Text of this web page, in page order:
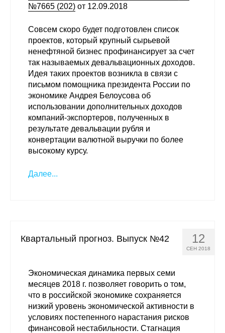
№7665 (202) от 12.09.2018
Совсем скоро будет подготовлен список
проектов, который крупный сырьевой
ненефтяной бизнес профинансирует за счет
так называемых девальвационных доходов.
Идея таких проектов возникла в связи с
письмом помощника президента России по
экономике Андрея Белоусова об
использовании дополнительных доходов
компаний-экспортеров, полученных в
результате девальвации рубля и
конвертации валютной выручки по более
высокому курсу.
Далее...
12
СЕН 2018
Квартальный прогноз. Выпуск №42
Экономическая динамика первых семи
месяцев 2018 г. позволяет говорить о том,
что в российской экономике сохраняется
низкий уровень экономической активности в
условиях постепенного нарастания рисков
финансовой нестабильности. Стагнация